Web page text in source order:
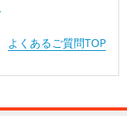
よくあるご質問TOP